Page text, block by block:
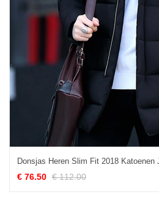
€ 76.50 € 112.00